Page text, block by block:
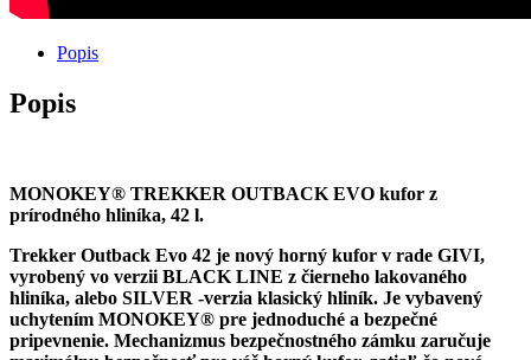
Popis
Popis
MONOKEY® TREKKER OUTBACK EVO kufor z
prírodného hliníka, 42 l.
Trekker Outback Evo 42 je nový horný kufor v rade GIVI,
vyrobený vo verzii BLACK LINE z čierneho lakovaného
hliníka, alebo SILVER -verzia klasický hliník. Je vybavený
uchytením MONOKEY® pre jednoduché a bezpečné
pripevnenie. Mechanizmus bezpečnostného zámku zaručuje